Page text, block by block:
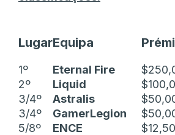
LugarEquipa
1º Eternal Fire
2º
Liquid
3/4º
Astralis
3/4º
GamerLegion
5/8º
ENCE